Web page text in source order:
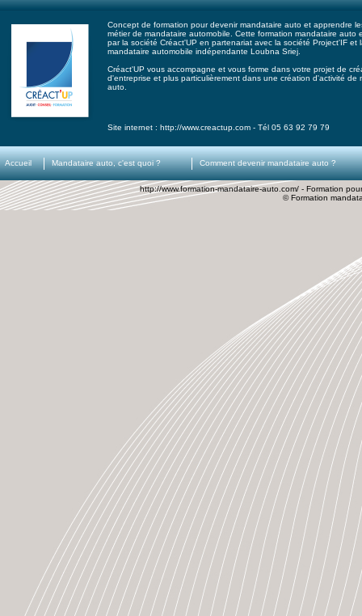
Concept de formation pour devenir mandataire auto et apprendre
métier de mandataire automobile. Cette formation mandataire auto
par la société Créact'UP en partenariat avec la société Project'IF et
mandataire automobile indépendante Loubna Sriej.
Créact'UP vous accompagne et vous forme dans votre projet de
d'entreprise et plus particulièrement dans une création d'activité de
auto.
Site internet : http://www.creactup.com - Tél 05 63 92 79 79
Accueil Mandataire auto, c'est quoi ? Comment devenir mandataire auto ?
http://www.formation-mandataire-auto.com/ - Formation
© Formation